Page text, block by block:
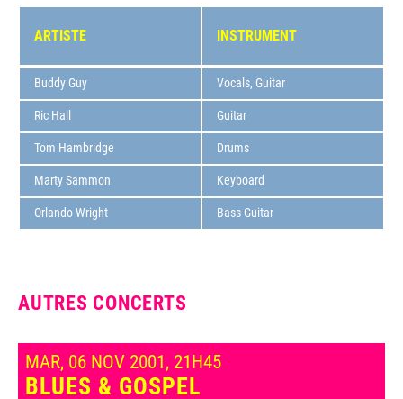
ARTISTE INSTRUMENT
Buddy Guy Vocals, Guitar
Ric Hall Guitar
Tom Hambridge Drums
Marty Sammon Keyboard
Orlando Wright Bass Guitar
AUTRES CONCERTS
MAR, 06 NOV 2001, 21H45
BLUES & GOSPEL